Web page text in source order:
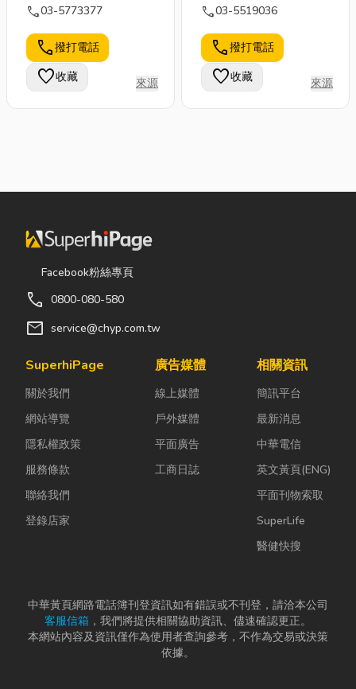
call03-5773377
call撥打電話
favorite收藏 來源
call03-5519036
call撥打電話
favorite收藏 來源
Facebook粉絲專頁
call 0800-080-580
mail service@chyp.com.tw
SuperhiPage
關於我們
網站導覽
隱私權政策
服務條款
聯絡我們
登錄店家
廣告媒體
線上媒體
戶外媒體
平面廣告
工商日誌
相關資訊
簡訊平台
最新消息
中華電信
英文黃頁(ENG)
平面刊物索取
SuperLife
醫健快搜
中華黃頁網路電話簿刊登資訊如有錯誤或不刊登，請洽本公司
客服信箱 ，我們將提供相關協助資訊、儘速確認更正。
本網站內容及資訊僅作為使用者查詢參考，不作為交易或決策
依據。